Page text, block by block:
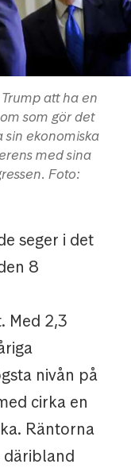
att ha en
som gör det
ekonomiska
med sina
Foto:
seger i det
8
Med 2,3
nivån på
cirka en
Räntorna
däribland